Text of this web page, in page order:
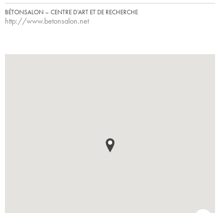
BÉTONSALON – CENTRE D’ART ET DE RECHERCHE
http://www.betonsalon.net